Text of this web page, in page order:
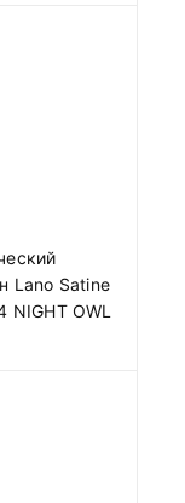
Lano Satine
NIGHT OWL